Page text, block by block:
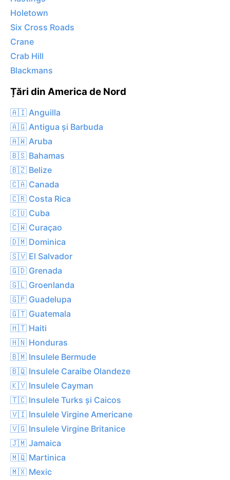
Holetown
Six Cross Roads
Crane
Crab Hill
Blackmans
Țări din America de Nord
🇦🇮 Anguilla
🇦🇬 Antigua și Barbuda
🇦🇼 Aruba
🇧🇸 Bahamas
🇧🇿 Belize
🇨🇦 Canada
🇨🇷 Costa Rica
🇨🇺 Cuba
🇨🇼 Curaçao
🇩🇲 Dominica
🇸🇻 El Salvador
🇬🇩 Grenada
🇬🇱 Groenlanda
🇬🇵 Guadelupa
🇬🇹 Guatemala
🇭🇹 Haiti
🇭🇳 Honduras
🇧🇲 Insulele Bermude
🇧🇶 Insulele Caraibe Olandeze
🇰🇾 Insulele Cayman
🇹🇨 Insulele Turks și Caicos
🇻🇮 Insulele Virgine Americane
🇻🇬 Insulele Virgine Britanice
🇯🇲 Jamaica
🇲🇶 Martinica
🇲🇽 Mexic